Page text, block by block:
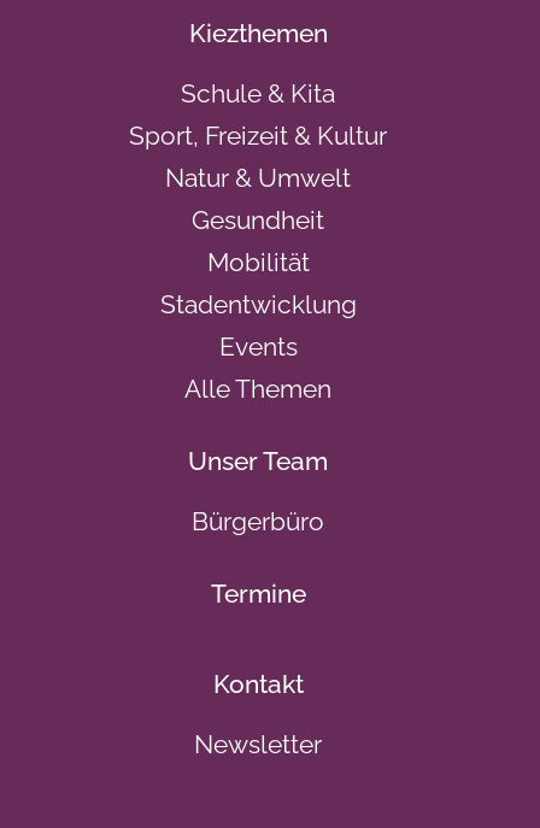
Kiezthemen
Schule & Kita
Sport, Freizeit & Kultur
Natur & Umwelt
Gesundheit
Mobilität
Stadentwicklung
Events
Alle Themen
Unser Team
Bürgerbüro
Termine
Kontakt
Newsletter